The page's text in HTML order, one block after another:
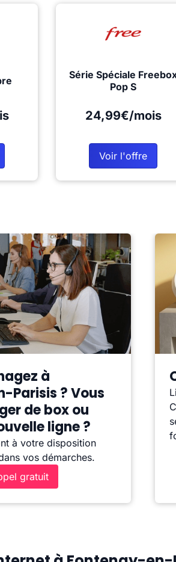
Série Spéciale
Pop S
24,99€/mois
Voir l'offre
à
Parisis ? Vous
de box ou
ligne ?
à votre disposition
vos démarches.
gratuit